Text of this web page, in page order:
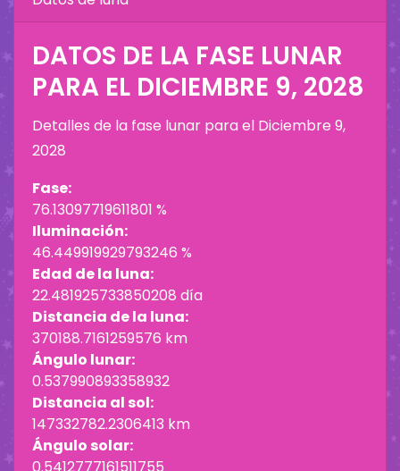
DATOS DE LA FASE LUNAR
PARA EL DICIEMBRE 9, 2028
Detalles de la fase lunar para el Diciembre 9,
2028
Fase:
76.13097719611801 %
Iluminación:
46.449919929793246 %
Edad de la luna:
22.481925733850208 día
Distancia de la luna:
370188.7161259576 km
Ángulo lunar:
0.537990893358932
Distancia al sol:
147332782.2306413 km
Ángulo solar: